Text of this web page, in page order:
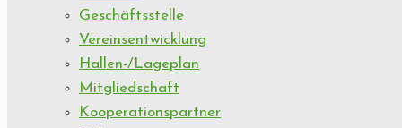
Geschäftsstelle
Vereinsentwicklung
Hallen-/Lageplan
Mitgliedschaft
Kooperationspartner